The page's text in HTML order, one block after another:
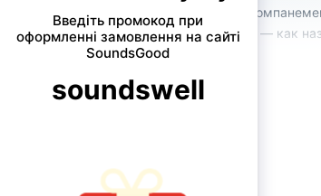
басом. Она подходит для боя,
гитара» часто используется шире — как
Широкий термин